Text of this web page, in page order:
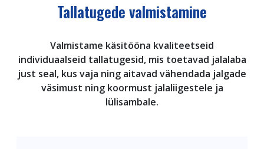
Tallatugede valmistamine
Valmistame käsitööna kvaliteetseid
individuaalseid tallatugesid, mis toetavad jalalaba
just seal, kus vaja ning aitavad vähendada jalgade
väsimust ning koormust jalaliigestele ja
lülisambale.